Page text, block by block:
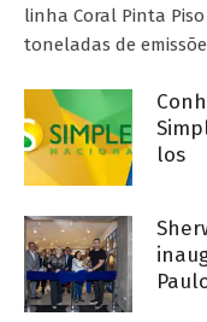
linha Coral Pinta
toneladas de
los